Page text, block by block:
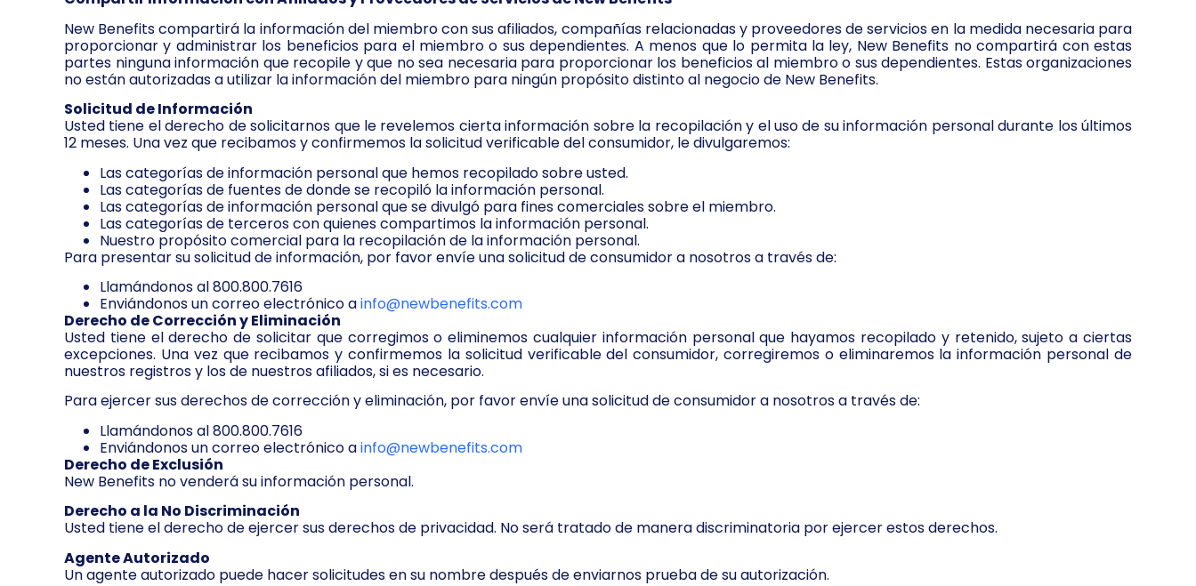
New Benefits compartirá la información del miembro con sus afiliados, compañías relacionadas y proveedores de servicios en la medida necesaria para
proporcionar y administrar los beneficios para el miembro o sus dependientes. A menos que lo permita la ley, New Benefits no compartirá con estas
partes ninguna información que recopile y que no sea necesaria para proporcionar los beneficios al miembro o sus dependientes. Estas organizaciones
no están autorizadas a utilizar la información del miembro para ningún propósito distinto al negocio de New Benefits.
Solicitud de Información
Usted tiene el derecho de solicitarnos que le revelemos cierta información sobre la recopilación y el uso de su información personal durante los últimos
12 meses. Una vez que recibamos y confirmemos la solicitud verificable del consumidor, le divulgaremos:
Las categorías de información personal que hemos recopilado sobre usted.
Las categorías de fuentes de donde se recopiló la información personal.
Las categorías de información personal que se divulgó para fines comerciales sobre el miembro.
Las categorías de terceros con quienes compartimos la información personal.
Nuestro propósito comercial para la recopilación de la información personal.
Para presentar su solicitud de información, por favor envíe una solicitud de consumidor a nosotros a través de:
Llamándonos al 800.800.7616
Enviándonos un correo electrónico ainfo@newbenefits.com
Derecho de Corrección y Eliminación
Usted tiene el derecho de solicitar que corregimos o eliminemos cualquier información personal que hayamos recopilado y retenido, sujeto a ciertas
excepciones. Una vez que recibamos y confirmemos la solicitud verificable del consumidor, corregiremos o eliminaremos la información personal de
nuestros registros y los de nuestros afiliados, si es necesario.
Para ejercer sus derechos de corrección y eliminación, por favor envíe una solicitud de consumidor a nosotros a través de:
Llamándonos al 800.800.7616
Enviándonos un correo electrónico ainfo@newbenefits.com
Derecho de Exclusión
New Benefits no venderá su información personal.
Derecho a la No Discriminación
Usted tiene el derecho de ejercer sus derechos de privacidad. No será tratado de manera discriminatoria por ejercer estos derechos.
Agente Autorizado
Un agente autorizado puede hacer solicitudes en su nombre después de enviarnos prueba de su autorización.